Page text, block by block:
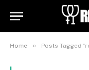
Home » Posts Tagged